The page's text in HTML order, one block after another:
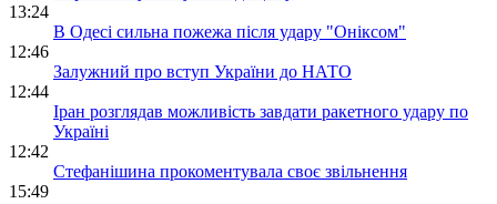
13:24
В Одесі сильна пожежа після удару "Оніксом"
12:46
Залужний про вступ України до НАТО
12:44
Іран розглядав можливість завдати ракетного удару по
Україні
12:42
Стефанішина прокоментувала своє звільнення
15:49